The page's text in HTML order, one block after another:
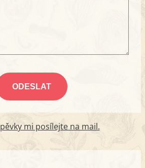
mi posílejte na mail.